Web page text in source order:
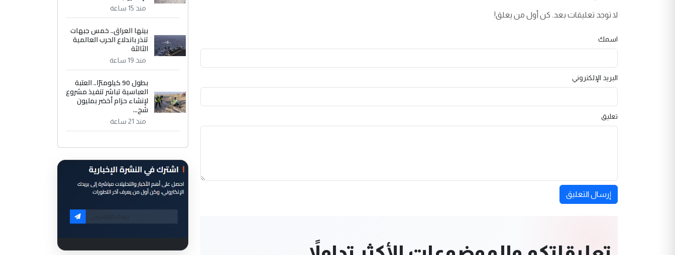
لا توجد تعليقات بعد. كن أول من يعلق!
اسمك
البريد الإلكتروني
تعليق
إرسال التعليق
منذ 15 ساعة
بينها العراق.. خمس جبهات
تنذر باندلاع الحرب العالمية
الثالثة
منذ 19 ساعة
بطول 90 كيلومترًا.. العتبة
العباسية تباشر تنفيذ مشروع
لإنشاء حزام أخضر بمليون
شج...
منذ 21 ساعة